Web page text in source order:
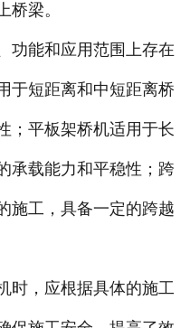
桥梁。
能和应用范围上存在
于短距离和中短距离桥
；平板架桥机适用于长
承载能力和平稳性；跨
施工，具备一定的跨越
，应根据具体的施工